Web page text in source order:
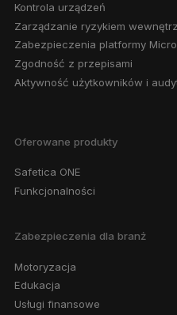
Kontrola urządzeń
Zarządzanie ryzykiem
Zabezpieczenia platformy
Zgodność z przepisami
Aktywność użytkowników i
Oferowane produkty
Safetica ONE
Funkcjonalności
Zabezpieczenia dla branż
Motoryzacja
Edukacja
Usługi finansowe